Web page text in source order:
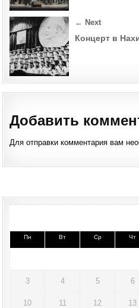
← Next
Концерт в
Добавить
Для отправки комментария вам
Пн Вт Ср Чт
3 4 5 6
10 11 12 13